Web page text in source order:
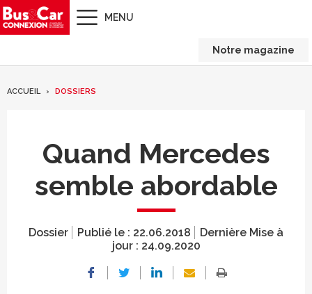
MENU
Notre magazine
ACCUEIL DOSSIERS
Quand Mercedes
semble abordable
Dossier Publié le : 22.06.2018
Dernière Mise à
jour : 24.09.2020